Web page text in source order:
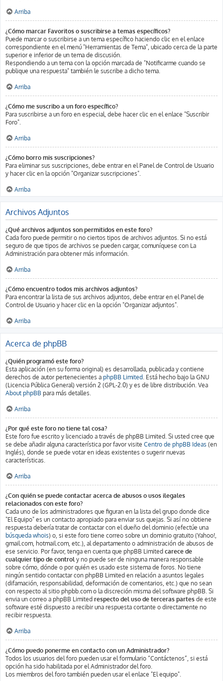
Arriba
¿Cómo marcar Favoritos o suscribirse a temas específicos?
Puede marcar o suscribirse a un tema específico haciendo clic en el enlace
correspondiente en el menú "Herramientas de Tema", ubicado cerca de la parte
superior e inferior de un tema de discusión.
Respondiendo a un tema con la opción marcada de "Notificarme cuando se
publique una respuesta" también le suscribe a dicho tema.
Arriba
¿Cómo me suscribo a un foro específico?
Para suscribirse a un foro en especial, debe hacer clic en el enlace "Suscribir
Foro".
Arriba
¿Cómo borro mis suscripciones?
Para eliminar sus suscripciones, debe entrar en el Panel de Control de Usuario
y hacer clic en la opción "Organizar suscripciones".
Arriba
Archivos Adjuntos
¿Qué archivos adjuntos son permitidos en este foro?
Cada foro puede permitir o no ciertos tipos de archivos adjuntos. Si no está
seguro de que tipos de archivos se pueden cargar, comuníquese con La
Administración para obtener más información.
Arriba
¿Cómo encuentro todos mis archivos adjuntos?
Para encontrar la lista de sus archivos adjuntos, debe entrar en el Panel de
Control de Usuario y hacer clic en la opción "Organizar adjuntos".
Arriba
Acerca de phpBB
¿Quién programó este foro?
Esta aplicación (en su forma original) es desarrollada, publicada y contiene
derechos de autor pertenecientes a phpBB Limited. Está hecho bajo la GNU
(Licencia Pública General) versión 2 (GPL-2.0) y es de libre distribución. Vea
About phpBB para más detalles.
Arriba
¿Por qué este foro no tiene tal cosa?
Este foro fue escrito y licenciado a través de phpBB Limited. Si usted cree que
se debe añadir alguna característica por favor visite Centro de phpBB Ideas (en
Inglés), donde se puede votar en ideas existentes o sugerir nuevas
características.
Arriba
¿Con quién se puede contactar acerca de abusos o usos ilegales
relacionados con este foro?
Cada uno de los administradores que figuran en la lista del grupo donde dice
"El Equipo" es un contacto apropiado para enviar sus quejas. Si así no obtiene
respuesta debería tratar de contactar con el dueño del dominio (efectúe una
búsqueda whois) o, si este foro tiene correo sobre un dominio gratuito (Yahoo!,
gmail.com, hotmail.com, etc.), al departamento o administración de abusos de
ese servicio. Por favor, tenga en cuenta que phpBB Limited carece de
cualquier tipo de control y no puede ser de ninguna manera responsable
sobre cómo, dónde o por quién es usado este sistema de foros. No tiene
ningún sentido contactar con phpBB Limited en relación a asuntos legales
(difamación, responsabilidad, deformación de comentarios, etc.) que no sean
con respecto al sitio phpbb.com o la discreción misma del software phpBB. Si
envia un correo a phpBB Limited respecto del uso de terceras partes de este
software esté dispuesto a recibir una respuesta cortante o directamente no
recibir respuesta.
Arriba
¿Cómo puedo ponerme en contacto con un Administrador?
Todos los usuarios del foro pueden usar el formulario “Contáctenos”, si está
opción ha sido habilitada por el Administrador del foro.
Los miembros del foro también pueden usar el enlace "El equipo".